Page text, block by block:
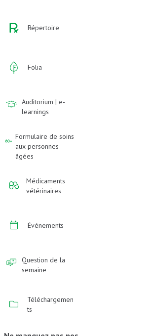
Répertoire
Folia
Auditorium | e-
learnings
Formulaire de soins
aux personnes
âgées
Médicaments
vétérinaires
Événements
Question de la
semaine
Téléchargemen
ts